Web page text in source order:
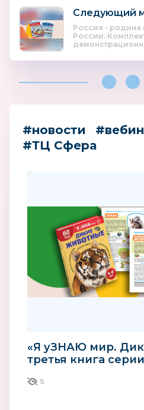
Следующий
Россия - родина
России.
#новости
#ТЦ Сфера
«Я уЗНАЮ мир.
третья книга
5